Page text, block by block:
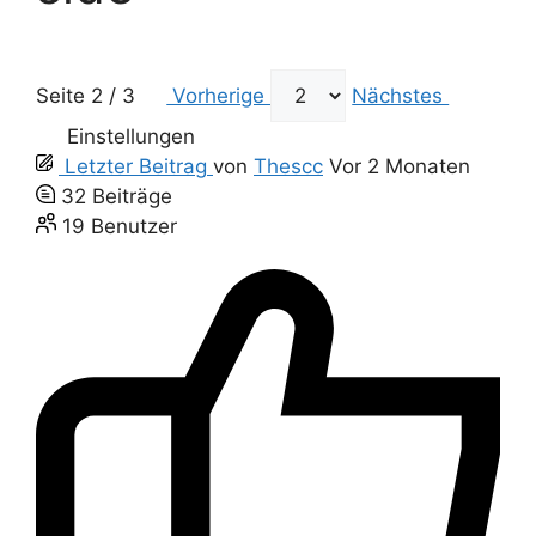
Seite 2 / 3 Vorherige
Nächstes
Einstellungen
Letzter Beitrag von Thescc Vor 2 Monaten
32 Beiträge
19 Benutzer